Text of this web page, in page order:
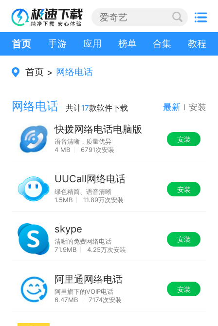
首页 手游 应用 榜单 合集 教程
首页 > 网络电话
网络电话 共计17款软件下载 最新 安装
快拨网络电话电脑版
语音清晰，质量优异
4 MB
6791次安装
安装
UUCall网络电话
绿色精简、语音清晰
1.5MB
11.89万次安装
安装
skype
清晰的免费网络电话
71.9MB
4.25万次安装
安装
阿里通网络电话
阿里旗下的VOIP电话
6.47MB
7174次安装
安装